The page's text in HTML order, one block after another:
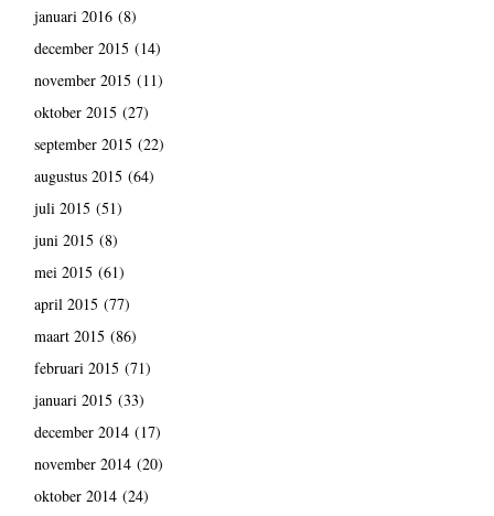
januari 2016(8)
december 2015 (14)
november 2015 (11)
oktober 2015 (27)
september 2015 (22)
augustus 2015 (64)
juli 2015 (51)
juni 2015 (8)
mei 2015 (61)
april 2015 (77)
maart 2015 (86)
februari 2015 (71)
januari 2015 (33)
december 2014(17)
november 2014(20)
oktober 2014(24)